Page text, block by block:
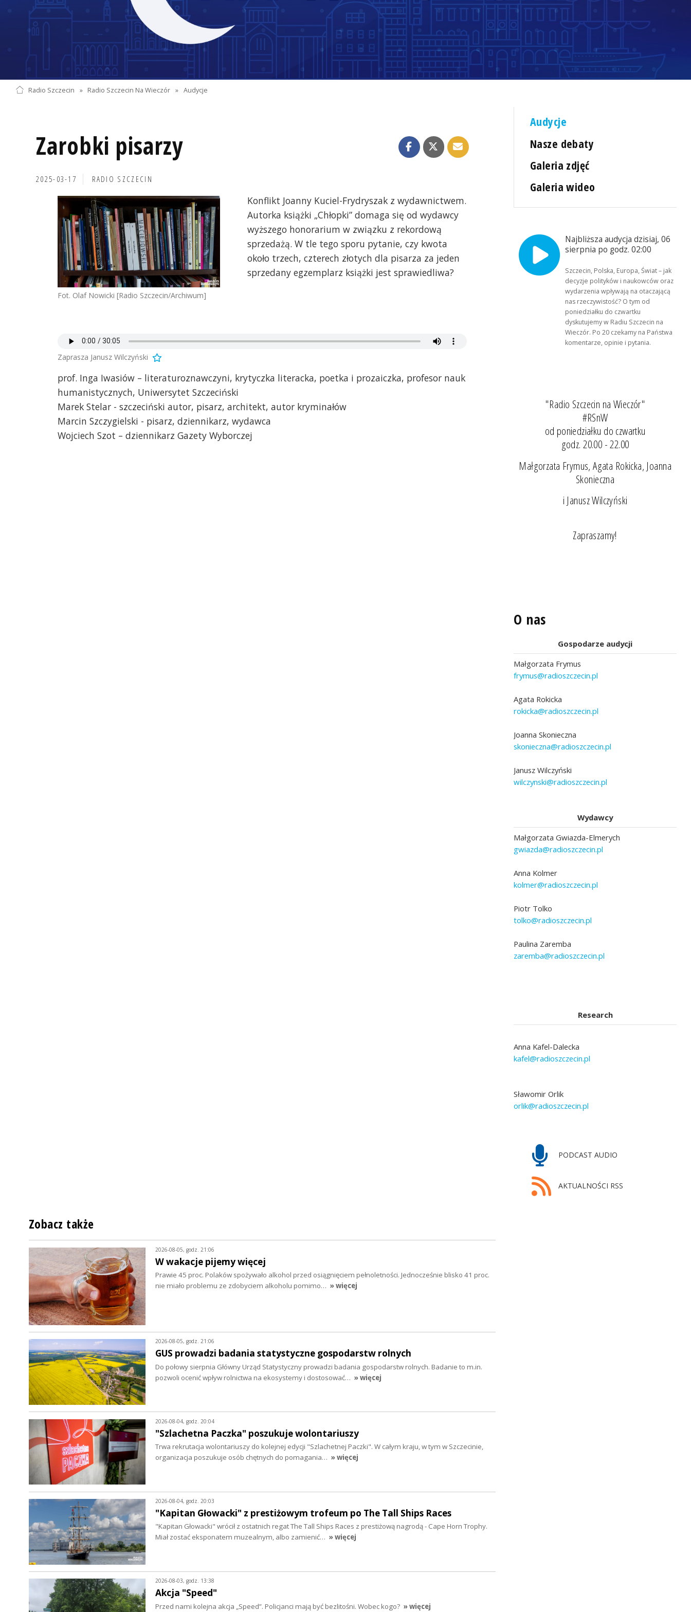
Radio Szczecin » Radio Szczecin Na Wieczór » Audycje
Zarobki pisarzy
2025-03-17 RADIO SZCZECIN
Fot. Olaf Nowicki [Radio Szczecin/Archiwum]
Konflikt Joanny Kuciel-Frydryszak z wydawnictwem.
Autorka książki „Chłopki” domaga się od wydawcy
wyższego honorarium w związku z rekordową
sprzedażą. W tle tego sporu pytanie, czy kwota
około trzech, czterech złotych dla pisarza za jeden
sprzedany egzemplarz książki jest sprawiedliwa?
Zaprasza Janusz Wilczyński
prof. Inga Iwasiów – literaturoznawczyni, krytyczka literacka, poetka i prozaiczka, profesor nauk
humanistycznych, Uniwersytet Szczeciński
Marek Stelar - szczeciński autor, pisarz, architekt, autor kryminałów
Marcin Szczygielski - pisarz, dziennikarz, wydawca
Wojciech Szot – dziennikarz Gazety Wyborczej
Audycje
Nasze debaty
Galeria zdjęć
Galeria wideo
Najbliższa audycja dzisiaj, 06
sierpnia po godz. 02:00
Szczecin, Polska, Europa, Świat – jak
decyzje polityków i naukowców oraz
wydarzenia wpływają na otaczającą
nas rzeczywistość? O tym od
poniedziałku do czwartku
dyskutujemy w Radiu Szczecin na
Wieczór. Po 20 czekamy na Państwa
komentarze, opinie i pytania.
"Radio Szczecin na Wieczór"
#RSnW
od poniedziałku do czwartku
godz. 20.00 - 22.00
Małgorzata Frymus, Agata Rokicka, Joanna
Skonieczna
i Janusz Wilczyński
Zapraszamy!
O nas
Gospodarze audycji
Małgorzata Frymus
frymus@radioszczecin.pl
Agata Rokicka
rokicka@radioszczecin.pl
Joanna Skonieczna
skonieczna@radioszczecin.pl
Janusz Wilczyński
wilczynski@radioszczecin.pl
Wydawcy
Małgorzata Gwiazda-Elmerych
gwiazda@radioszczecin.pl
Anna Kolmer
kolmer@radioszczecin.pl
Piotr Tolko
tolko@radioszczecin.pl
Paulina Zaremba
zaremba@radioszczecin.pl
Research
Anna Kafel-Dalecka
kafel@radioszczecin.pl
Sławomir Orlik
orlik@radioszczecin.pl
PODCAST AUDIO
AKTUALNOŚCI RSS
Zobacz także
2026-08-05, godz. 21:06
W wakacje pijemy więcej
Prawie 45 proc. Polaków spożywało alkohol przed osiągnięciem pełnoletności. Jednocześnie blisko 41 proc.
nie miało problemu ze zdobyciem alkoholu pomimo… » więcej
2026-08-05, godz. 21:06
GUS prowadzi badania statystyczne gospodarstw rolnych
Do połowy sierpnia Główny Urząd Statystyczny prowadzi badania gospodarstw rolnych. Badanie to m.in.
pozwoli ocenić wpływ rolnictwa na ekosystemy i dostosować… » więcej
2026-08-04, godz. 20:04
"Szlachetna Paczka" poszukuje wolontariuszy
Trwa rekrutacja wolontariuszy do kolejnej edycji "Szlachetnej Paczki". W całym kraju, w tym w Szczecinie,
organizacja poszukuje osób chętnych do pomagania… » więcej
2026-08-04, godz. 20:03
"Kapitan Głowacki" z prestiżowym trofeum po The Tall Ships Races
"Kapitan Głowacki" wrócił z ostatnich regat The Tall Ships Races z prestiżową nagrodą - Cape Horn Trophy.
Miał zostać eksponatem muzealnym, albo zamienić… » więcej
2026-08-03, godz. 13:38
Akcja "Speed"
Przed nami kolejna akcja „Speed”. Policjanci mają być bezlitośni. Wobec kogo? » więcej